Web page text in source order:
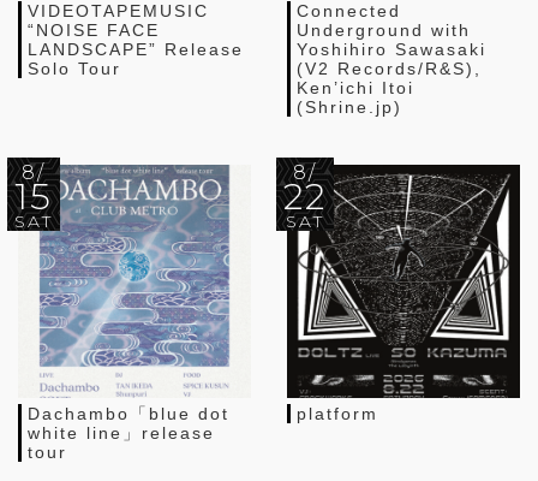
VIDEOTAPEMUSIC
“NOISE FACE
LANDSCAPE” Release
Solo Tour
Connected
Underground with
Yoshihiro Sawasaki
(V2 Records/R&S),
Ken’ichi Itoi
(Shrine.jp)
8/
15
SAT
Dachambo「blue dot
white line」release
tour
8/
22
SAT
platform